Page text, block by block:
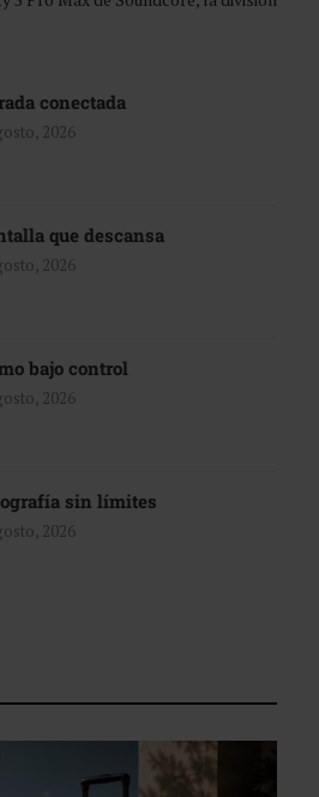
conectada
2026
que descansa
2026
bajo control
2026
sin límites
2026